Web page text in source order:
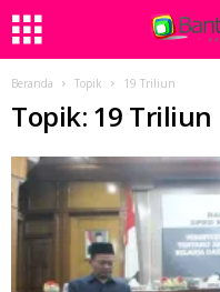
Beranda Topik 19 Triliun
Topik: 19 Triliun